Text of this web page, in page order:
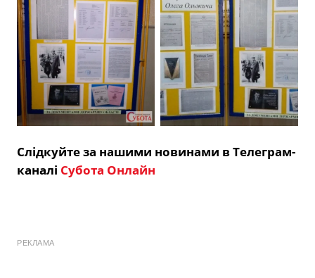
Слідкуйте за нашими новинами в Телеграм-
каналі Субота Онлайн
РЕКЛАМА